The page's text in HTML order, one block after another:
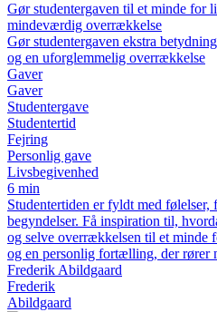
Gør studentergaven til et minde for
mindeværdig overrækkelse
Gør studentergaven ekstra
og en uforglemmelig overrækkelse
Gaver
Gaver
Studentergave
Studentertid
Fejring
Personlig gave
Livsbegivenhed
6 min
Studentertiden er fyldt med følelser,
begyndelser. Få inspiration til,
og selve overrækkelsen til et minde
og en personlig fortælling, der rører
Frederik Abildgaard
Frederik
Abildgaard